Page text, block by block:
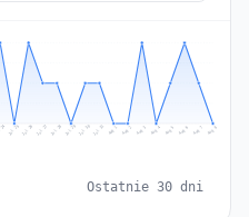
Jul 25 Jul 26 Jul 27 Jul 28 Jul 29 Jul 30 Jul 31 Aug 1 Aug 2 Aug 3 Aug 4 Aug 5 Aug 6 Aug 7 Aug 8
Ostatnie 30 dni